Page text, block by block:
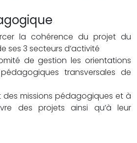
la cohérence du projet du
ses 3 secteurs d’activité
de gestion les orientations
transversales de
des missions pédagogiques et à
des projets ainsi qu’à leur